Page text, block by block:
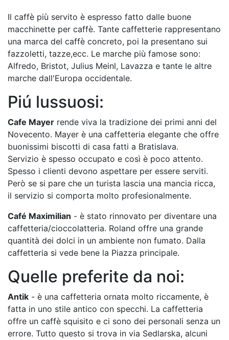
Il caffè più servito è espresso fatto dalle buone
macchinette per caffè. Tante caffetterie rappresentano
una marca del caffè concreto, poi la presentano sui
fazzoletti, tazze,ecc. Le marche più famose sono:
Alfredo, Bristot, Julius Meinl, Lavazza e tante le altre
marche dall'Europa occidentale.
Piú lussuosi:
Cafe Mayer rende viva la tradizione dei primi anni del
Novecento. Mayer è una caffetteria elegante che offre
buonissimi biscotti di casa fatti a Bratislava.
Servizio è spesso occupato e così è poco attento.
Spesso i clienti devono aspettare per essere serviti.
Però se si pare che un turista lascia una mancia ricca,
il servizio si comporta molto profesionalmente.
Café Maximilian - è stato rinnovato per diventare una
caffetteria/cioccolatteria. Roland offre una grande
quantità dei dolci in un ambiente non fumato. Dalla
caffetteria si vede bene la Piazza principale.
Quelle preferite da noi:
Antik - è una caffetteria ornata molto riccamente, è
fatta in uno stile antico con specchi. La caffetteria
offre un caffè squisito e ci sono dei personali senza un
errore. Tutto questo si trova in via Sedlarska, alcuni